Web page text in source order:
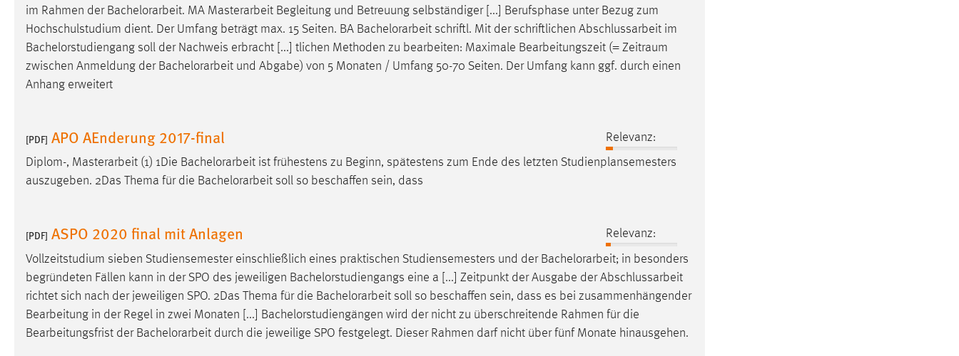
im Rahmen der Bachelorarbeit. MA Masterarbeit Begleitung und Betreuung selbständiger [...] Berufsphase unter Bezug zum
Hochschulstudium dient. Der Umfang beträgt max. 15 Seiten. BA Bachelorarbeit schriftl. Mit der schriftlichen Abschlussarbeit im
Bachelorstudiengang soll der Nachweis erbracht [...] tlichen Methoden zu bearbeiten: Maximale Bearbeitungszeit (= Zeitraum
zwischen Anmeldung der Bachelorarbeit und Abgabe) von 5 Monaten / Umfang 50-70 Seiten. Der Umfang kann ggf. durch einen
Anhang erweitert
[PDF] APO AEnderung 2017-final
Relevanz:
Diplom-, Masterarbeit (1) 1Die Bachelorarbeit ist frühestens zu Beginn, spätestens zum Ende des letzten Studienplansemesters
auszugeben. 2Das Thema für die Bachelorarbeit soll so beschaffen sein, dass
[PDF] ASPO 2020 final mit Anlagen
Relevanz:
Vollzeitstudium sieben Studiensemester einschließlich eines praktischen Studiensemesters und der Bachelorarbeit; in besonders
begründeten Fällen kann in der SPO des jeweiligen Bachelorstudiengangs eine a [...] Zeitpunkt der Ausgabe der Abschlussarbeit
richtet sich nach der jeweiligen SPO. 2Das Thema für die Bachelorarbeit soll so beschaffen sein, dass es bei zusammenhängender
Bearbeitung in der Regel in zwei Monaten [...] Bachelorstudiengängen wird der nicht zu überschreitende Rahmen für die
Bearbeitungsfrist der Bachelorarbeit durch die jeweilige SPO festgelegt. Dieser Rahmen darf nicht über fünf Monate hinausgehen.